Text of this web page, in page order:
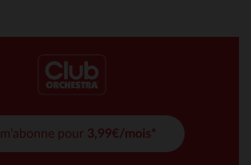
pour 3,99€/mois*